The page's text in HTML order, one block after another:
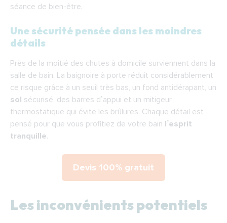
séance de bien-être.
Une sécurité pensée dans les moindres
détails
Près de la moitié des chutes à domicile surviennent dans la
salle de bain. La baignoire à porte réduit considérablement
ce risque grâce à un seuil très bas, un fond antidérapant, un
sol sécurisé, des barres d’appui et un mitigeur
thermostatique qui évite les brûlures. Chaque détail est
pensé pour que vous profitiez de votre bain l’esprit
tranquille.
Devis 100% gratuit
Les inconvénients potentiels